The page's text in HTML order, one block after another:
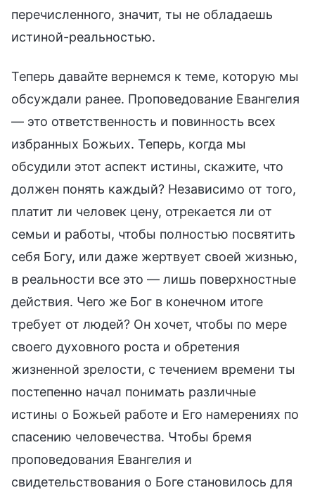
перечисленного, значит, ты не обладаешь
истиной-реальностью.
Теперь давайте вернемся к теме, которую мы
обсуждали ранее. Проповедование Евангелия
— это ответственность и повинность всех
избранных Божьих. Теперь, когда мы
обсудили этот аспект истины, скажите, что
должен понять каждый? Независимо от того,
платит ли человек цену, отрекается ли от
семьи и работы, чтобы полностью посвятить
себя Богу, или даже жертвует своей жизнью,
в реальности все это — лишь поверхностные
действия. Чего же Бог в конечном итоге
требует от людей? Он хочет, чтобы по мере
своего духовного роста и обретения
жизненной зрелости, с течением времени ты
постепенно начал понимать различные
истины о Божьей работе и Его намерениях по
спасению человечества. Чтобы бремя
проповедования Евангелия и
свидетельствования о Боге становилось для